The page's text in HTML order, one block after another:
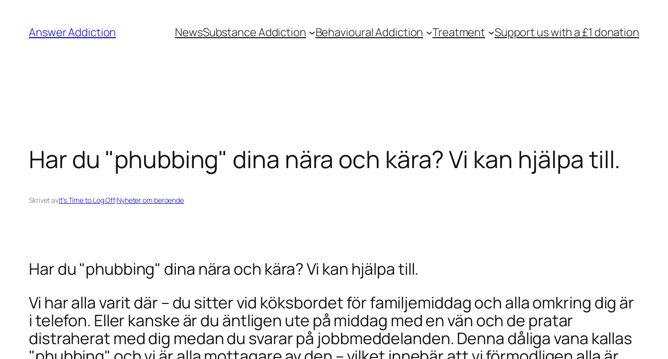
innehåll
Answer Addiction NewsSubstance Addiction Behavioural Addiction Treatment Support us with a £1 donation
Har du "phubbing" dina nära och kära? Vi kan hjälpa till.
Skrivet avIt’s Time to Log OffiNyheter om beroende
Har du "phubbing" dina nära och kära? Vi kan hjälpa till.
Vi har alla varit där – du sitter vid köksbordet för familjemiddag och alla omkring dig är
i telefon. Eller kanske är du äntligen ute på middag med en vän och de pratar
distraherat med dig medan du svarar på jobbmeddelanden. Denna dåliga vana kallas